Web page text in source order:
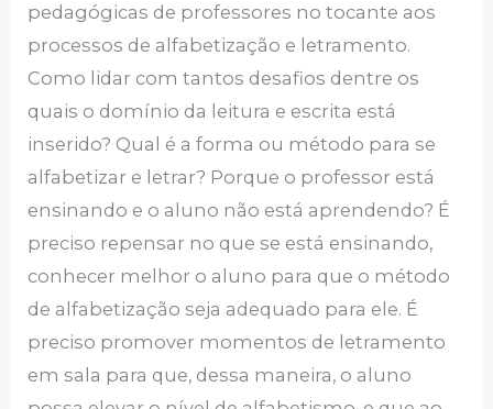
pedagógicas de professores no tocante aos
processos de alfabetização e letramento.
Como lidar com tantos desafios dentre os
quais o domínio da leitura e escrita está
inserido? Qual é a forma ou método para se
alfabetizar e letrar? Porque o professor está
ensinando e o aluno não está aprendendo? É
preciso repensar no que se está ensinando,
conhecer melhor o aluno para que o método
de alfabetização seja adequado para ele. É
preciso promover momentos de letramento
em sala para que, dessa maneira, o aluno